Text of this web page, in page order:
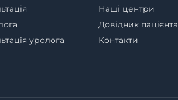
уролога
Наші центри
Довідник пацієнта
Контакти